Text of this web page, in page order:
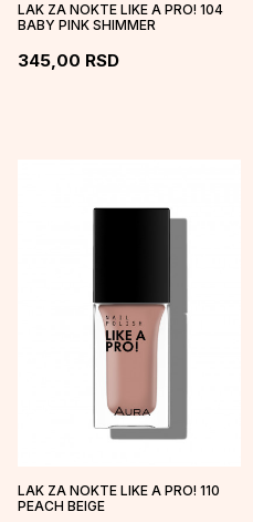
LAK ZA NOKTE LIKE A PRO! 104
BABY PINK SHIMMER
345,00 RSD
LAK ZA NOKTE LIKE A PRO! 110
PEACH BEIGE